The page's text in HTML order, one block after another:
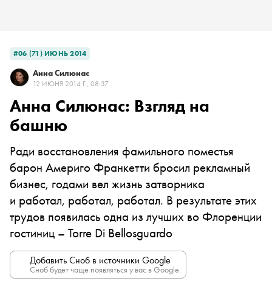
#06 (71) ИЮНЬ 2014
Анна Силюнас
12 ИЮНЯ 2014 Г., 08:37
Анна Силюнас: Взгляд на
башню
Ради восстановления фамильного поместья
барон Америго Франкетти бросил рекламный
бизнес, годами вел жизнь затворника
и работал, работал, работал. В результате этих
трудов появилась одна из лучших во Флоренции
гостиниц – Torre Di Bellosguardo
Добавить Сноб в источники Google
Сноб будет чаще появляться у вас в Google.